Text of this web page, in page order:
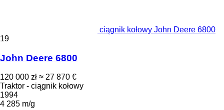
ciągnik kołowy John Deere 6800
19
John Deere 6800
120 000 zł ≈ 27 870 €
Traktor - ciągnik kołowy
1994
4 285 m/g